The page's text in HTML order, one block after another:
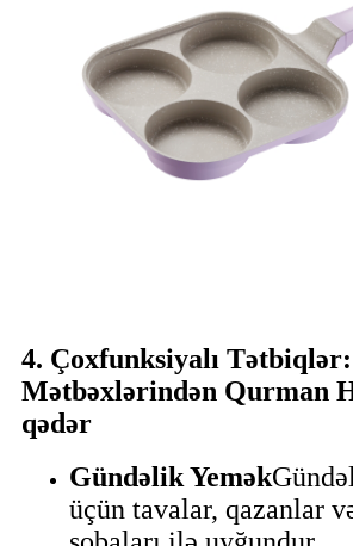
4. Çoxfunksiyalı
Mətbəxlərindən Qurman
qədər
Gündəlik Yemək
üçün tavalar, qazanlar